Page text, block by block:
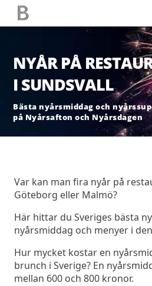
NYÅR PÅ
I SUNDSVALL
Bästa nyårsmiddag och
på Nyårsafton och Nyårsdagen
Var kan man fira nyår på
Göteborg eller Malmö?
Här hittar du Sveriges bästa
nyårsmiddag och menyer i
Hur mycket kostar en
brunch i Sverige? En
mellan 600 och 800 kronor.